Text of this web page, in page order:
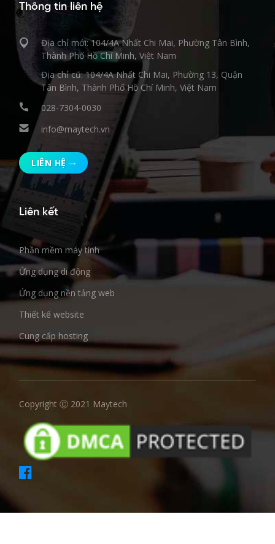
Thông tin liên hệ
Địa chỉ mới: 104/4A Nhất Chi Mai, Phường Tân Bình,
Thành Phố Hồ Chí Minh, Việt Nam
Địa chỉ cũ: 104/4A Nhất Chi Mai, Phường 13, Quận
Tân Bình, Thành Phố Hồ Chí Minh, Việt Nam
028-7304-0030
info@maytech.vn
LIÊN HỆ
Liên kết
Phần mềm máy tính
Ứng dụng di động
Ứng dụng nền tảng web
Thiết kế website
Cung cấp hosting
Copyright Ⓒ 2021 Maytech